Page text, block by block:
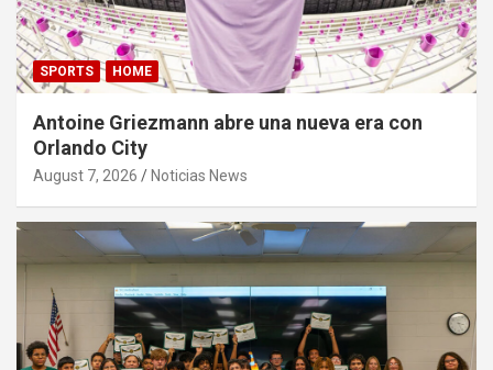
SPORTS HOME
Antoine Griezmann abre una nueva era con
Orlando City
August 7, 2026 Noticias News